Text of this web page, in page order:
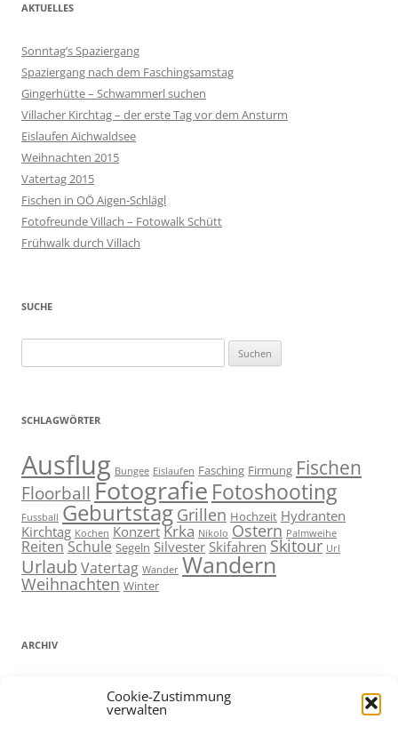
Cookie-Zustimmung
verwalten
AKTUELLES
Sonntag’s Spaziergang
Spaziergang nach dem Faschingsamstag
Gingerhütte – Schwammerl suchen
Villacher Kirchtag – der erste Tag vor dem Ansturm
Eislaufen Aichwaldsee
Weihnachten 2015
Vatertag 2015
Fischen in OÖ Aigen-Schlägl
Fotofreunde Villach – Fotowalk Schütt
Frühwalk durch Villach
SUCHE
nach:
SCHLAGWÖRTER
Ausflug Bungee Eislaufen Fasching Firmung Fischen
Floorball Fotografie Fotoshooting
Fussball Geburtstag Grillen Hochzeit Hydranten
Kirchtag Kochen Konzert Krka Nikolo Ostern Palmweihe
Reiten Schule Segeln Silvester Skifahren Skitour Url
Urlaub Vatertag Wander Wandern
Weihnachten Winter
ARCHIV